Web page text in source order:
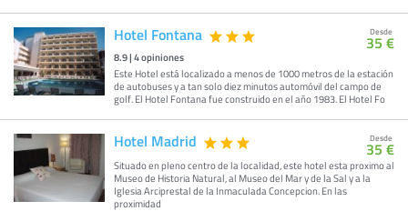
Hotel Fontana
8.9|4opiniones
Este Hotel está localizado a menos de 1000 metros de la estación
de autobuses y a tan solo diez minutos automóvil del campo de
golf. El Hotel Fontana fue construido en el año 1983. El Hotel Fo
Desde
35 €
Hotel Madrid
Situado en pleno centro de la localidad, este hotel esta proximo al
Museo de Historia Natural, al Museo del Mar y de la Sal y a la
Iglesia Arciprestal de la Inmaculada Concepcion. En las
proximidad
Desde
35 €